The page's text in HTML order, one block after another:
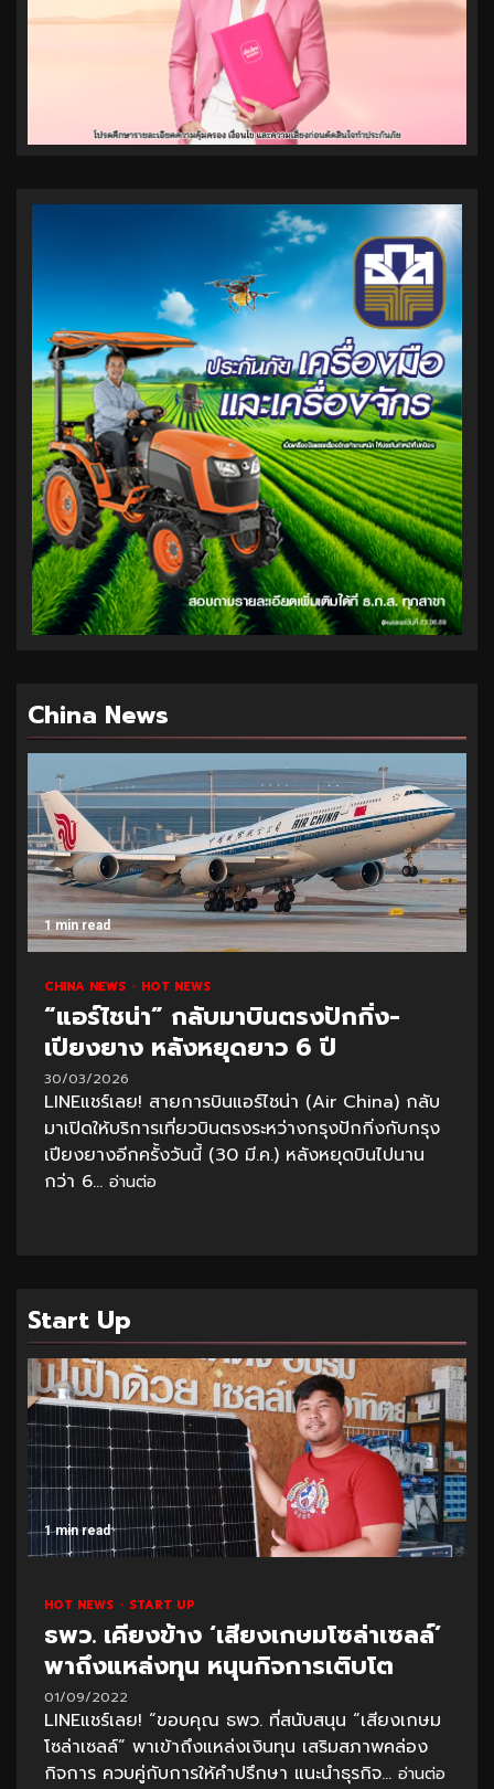
China News
1 min read
CHINA NEWS HOT NEWS
“แอร์ไชน่า” กลับมาบินตรงปักกิ่ง-
เปียงยาง หลังหยุดยาว 6 ปี
30/03/2026
LINEแชร์เลย! สายการบินแอร์ไชน่า (Air China) กลับ
มาเปิดให้บริการเที่ยวบินตรงระหว่างกรุงปักกิ่งกับกรุง
เปียงยางอีกครั้งวันนี้ (30 มี.ค.) หลังหยุดบินไปนาน
กว่า 6... อ่านต่อ
Start Up
1 min read
HOT NEWS START UP
ธพว. เคียงข้าง ‘เสียงเกษมโซล่าเซลล์’
พาถึงแหล่งทุน หนุนกิจการเติบโต
01/09/2022
LINEแชร์เลย! “ขอบคุณ ธพว. ที่สนับสนุน “เสียงเกษม
โซล่าเซลล์” พาเข้าถึงแหล่งเงินทุน เสริมสภาพคล่อง
กิจการ ควบคู่กับการให้คำปรึกษา แนะนำธุรกิจ... อ่านต่อ